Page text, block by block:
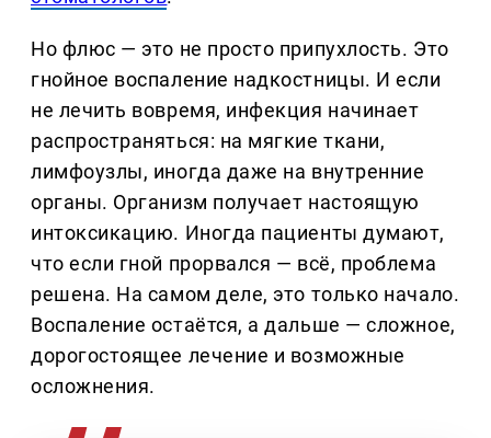
Но флюс — это не просто припухлость. Это
гнойное воспаление надкостницы. И если
не лечить вовремя, инфекция начинает
распространяться: на мягкие ткани,
лимфоузлы, иногда даже на внутренние
органы. Организм получает настоящую
интоксикацию. Иногда пациенты думают,
что если гной прорвался — всё, проблема
решена. На самом деле, это только начало.
Воспаление остаётся, а дальше — сложное,
дорогостоящее лечение и возможные
осложнения.